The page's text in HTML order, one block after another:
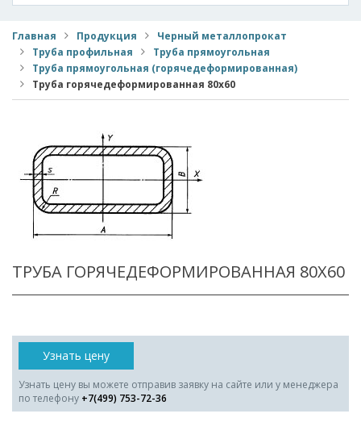
Главная Продукция
Черный металлопрокат
Труба профильная
Труба прямоугольная
Труба прямоугольная (горячедеформированная)
Труба горячедеформированная 80x60
ТРУБА ГОРЯЧЕДЕФОРМИРОВАННАЯ 80X60
Узнать цену
Узнать цену вы можете отправив заявку на сайте или у менеджера
по телефону +7(499) 753-72-36